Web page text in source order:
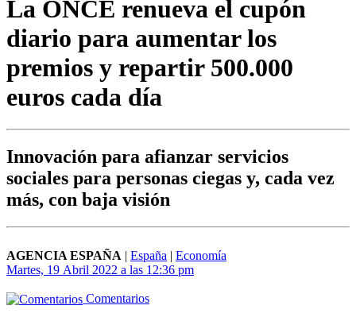
La ONCE renueva el cupón
diario para aumentar los
premios y repartir 500.000
euros cada día
Innovación para afianzar servicios
sociales para personas ciegas y, cada vez
más, con baja visión
AGENCIA ESPAÑA | España | Economía
Martes, 19 Abril 2022 a las 12:36 pm
Comentarios